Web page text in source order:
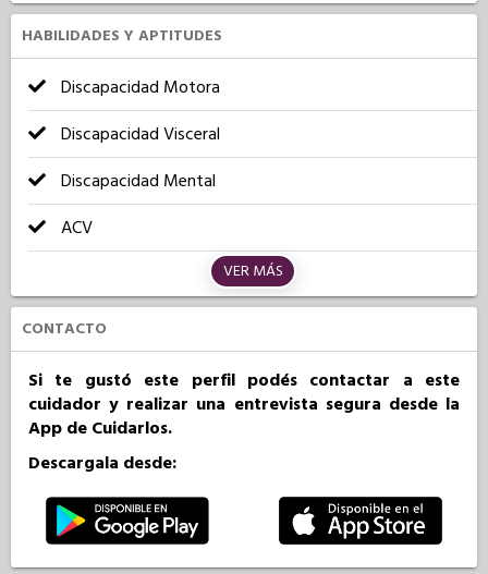
HABILIDADES Y APTITUDES
Discapacidad Motora
Discapacidad Visceral
Discapacidad Mental
ACV
VER MÁS
CONTACTO
Si te gustó este perfil podés contactar a este
cuidador y realizar una entrevista segura desde la
App de Cuidarlos.
Descargala desde: